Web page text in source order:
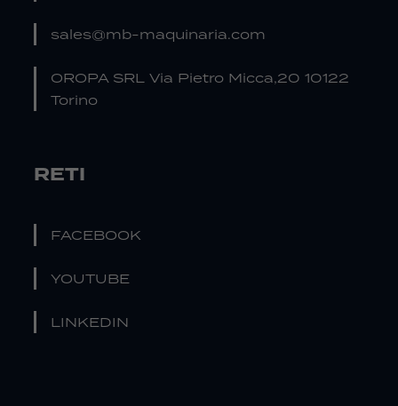
sales@mb-maquinaria.com
OROPA SRL Via Pietro Micca,20 10122
Torino
RETI
FACEBOOK
YOUTUBE
LINKEDIN